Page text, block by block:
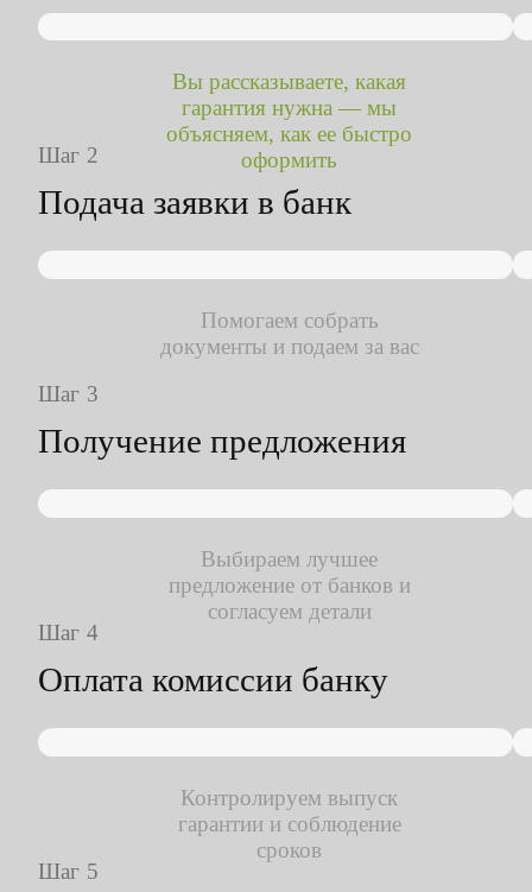
Вы рассказываете, какая
гарантия нужна — мы
объясняем, как ее быстро
оформить
Шаг
Подача заявки в банк
Помогаем собрать
документы и подаем за вас
Шаг
Получение предложения
Выбираем лучшее
предложение от банков и
согласуем детали
Шаг
Оплата комиссии банку
Контролируем выпуск
гарантии и соблюдение
сроков
Шаг